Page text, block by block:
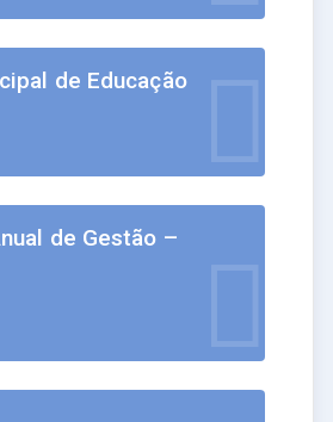
de Educação
de Gestão –